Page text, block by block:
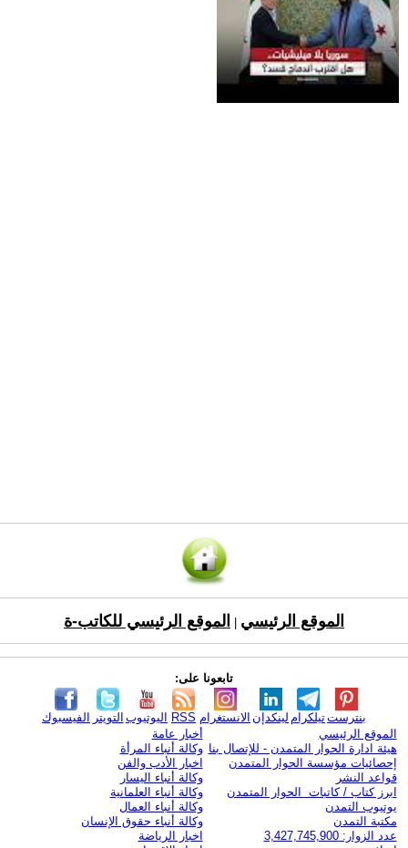
الموقع الرئيسي الموقع الرئيسي للكاتب-ة
تابعونا على:
الفيسبوك التويتر اليوتيوب RSS الانستغرام لينكدإن تيلكرامبنترست
الموقع الرئيسي
هيئة ادارة الحوار المتمدن - للإتصال بنا
إحصائيات مؤسسة الحوار المتمدن
قواعد النشر
ابرز كتاب / كاتبات الحوار المتمدن
يوتيوب التمدن
مكتبة التمدن
عدد الزوار: 3,427,745,900
أخبار عامة
وكالة أنباء المرأة
اخبار الأدب والفن
وكالة أنباء اليسار
وكالة أنباء العلمانية
وكالة أنباء العمال
وكالة أنباء حقوق الإنسان
اخبار الرياضة